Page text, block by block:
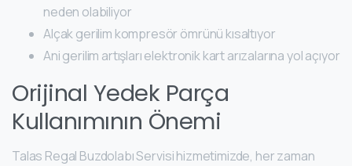
neden olabiliyor
Alçak gerilim kompresör ömrünü kısaltıyor
Ani gerilim artışları elektronik kart arızalarına yol açıyor
Orijinal Yedek Parça
Kullanımının Önemi
Talas Regal Buzdolabı Servisi hizmetimizde, her zaman